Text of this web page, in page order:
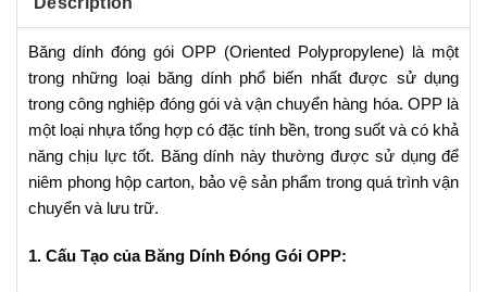
Băng dính đóng gói OPP (Oriented Polypropylene) là một
trong những loại băng dính phổ biến nhất được sử dụng
trong công nghiệp đóng gói và vận chuyển hàng hóa. OPP là
một loại nhựa tổng hợp có đặc tính bền, trong suốt và có khả
năng chịu lực tốt. Băng dính này thường được sử dụng để
niêm phong hộp carton, bảo vệ sản phẩm trong quá trình vận
chuyển và lưu trữ.
1. Cấu Tạo của Băng Dính Đóng Gói OPP: